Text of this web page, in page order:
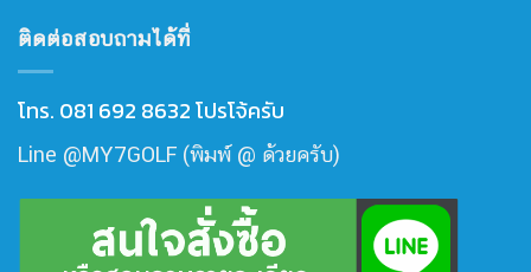
โลก
ตรง
ดี
กว่า
ติดต่อสอบถามได้ที่
โทร. 081 692 8632 โปรโจ้ครับ
Line @MY7GOLF (พิมพ์ @ ด้วยครับ)